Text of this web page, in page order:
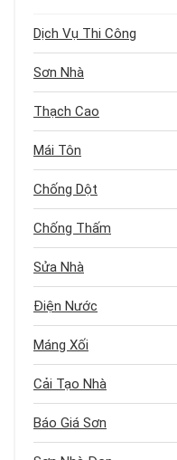
Dịch Vụ Thi Công
Sơn Nhà
Thạch Cao
Mái Tôn
Chống Dột
Chống Thấm
Sửa Nhà
Điện Nước
Máng Xối
Cải Tạo Nhà
Báo Giá Sơn